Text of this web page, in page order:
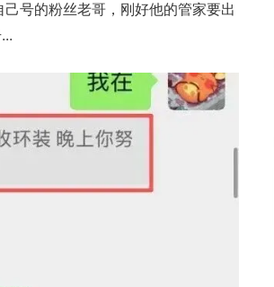
号的粉丝老哥，刚好他的管家要出